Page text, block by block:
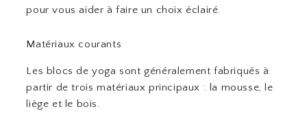
pour vous aider à faire un choix éclairé.
Matériaux courants
Les blocs de yoga sont généralement fabriqués à
partir de trois matériaux principaux : la mousse, le
liège et le bois.